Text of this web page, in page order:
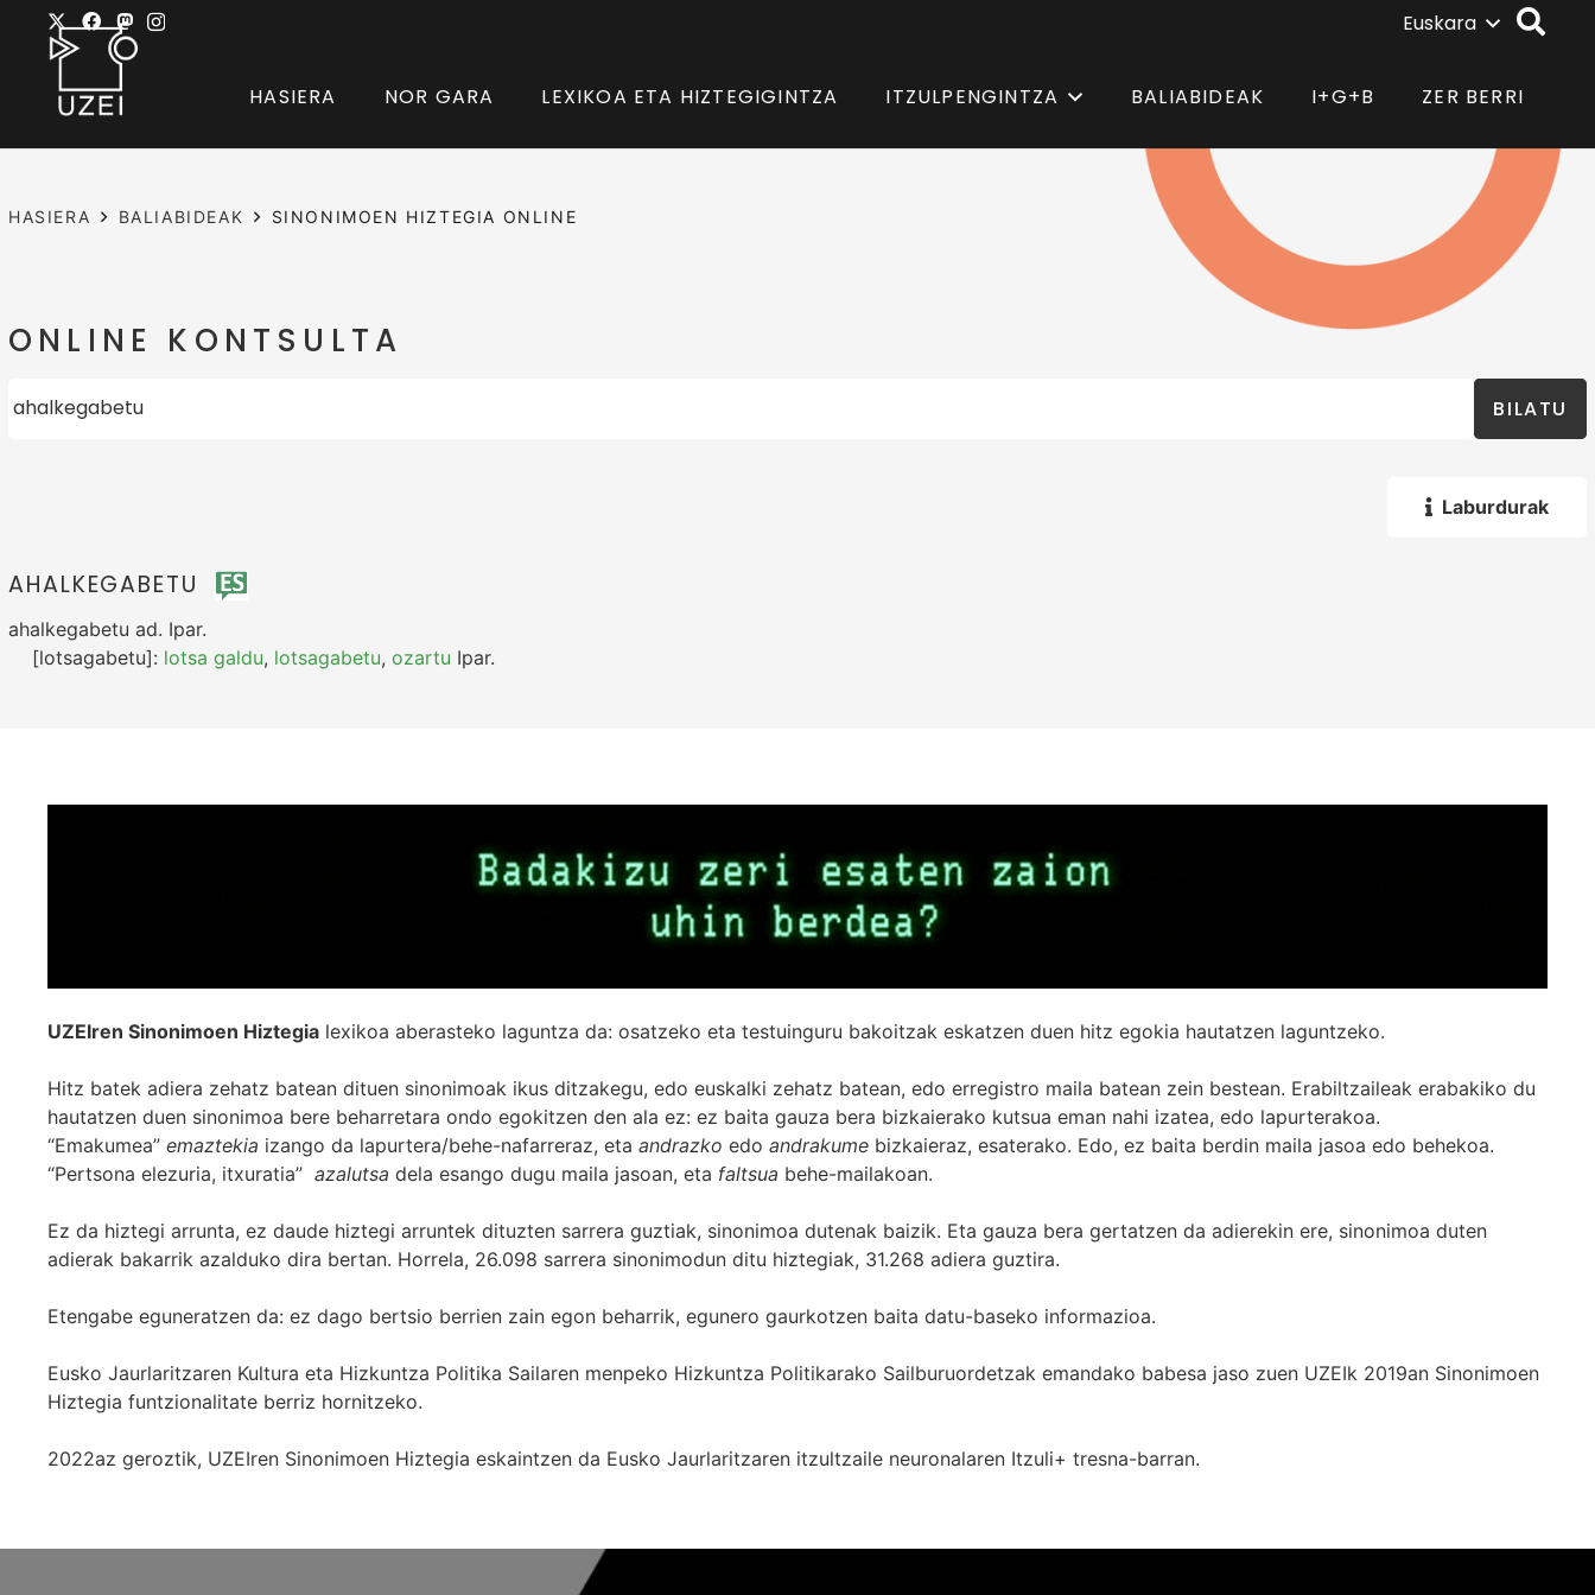
Euskara
HASIERA NOR GARA LEXIKOA ETA HIZTEGIGINTZA ITZULPENGINTZA BALIABIDEAK I+G+B ZER BERRI
HASIERA BALIABIDEAK SINONIMOEN HIZTEGIA ONLINE
ONLINE KONTSULTA
BILATU
Laburdurak
AHALKEGABETU
ahalkegabetu ad. Ipar.
[lotsagabetu]: lotsa galdu, lotsagabetu, ozartu Ipar.
UZEIren Sinonimoen Hiztegia lexikoa aberasteko laguntza da: osatzeko eta testuinguru bakoitzak eskatzen duen hitz egokia hautatzen laguntzeko.
Hitz batek adiera zehatz batean dituen sinonimoak ikus ditzakegu, edo euskalki zehatz batean, edo erregistro maila batean zein bestean. Erabiltzaileak erabakiko du
hautatzen duen sinonimoa bere beharretara ondo egokitzen den ala ez: ez baita gauza bera bizkaierako kutsua eman nahi izatea, edo lapurterakoa.
“Emakumea” emaztekia izango da lapurtera/behe-nafarreraz, eta andrazko edo andrakume bizkaieraz, esaterako. Edo, ez baita berdin maila jasoa edo behekoa.
“Pertsona elezuria, itxuratia” azalutsa dela esango dugu maila jasoan, eta faltsua behe-mailakoan.
Ez da hiztegi arrunta, ez daude hiztegi arruntek dituzten sarrera guztiak, sinonimoa dutenak baizik. Eta gauza bera gertatzen da adierekin ere, sinonimoa duten
adierak bakarrik azalduko dira bertan. Horrela, 26.098 sarrera sinonimodun ditu hiztegiak, 31.268 adiera guztira.
Etengabe eguneratzen da: ez dago bertsio berrien zain egon beharrik, egunero gaurkotzen baita datu-baseko informazioa.
Eusko Jaurlaritzaren Kultura eta Hizkuntza Politika Sailaren menpeko Hizkuntza Politikarako Sailburuordetzak emandako babesa jaso zuen UZEIk 2019an Sinonimoen
Hiztegia funtzionalitate berriz hornitzeko.
2022az geroztik, UZEIren Sinonimoen Hiztegia eskaintzen da Eusko Jaurlaritzaren itzultzaile neuronalaren Itzuli+ tresna-barran.